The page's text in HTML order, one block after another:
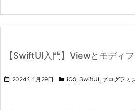
【SwiftUI入門】Viewとモディ
2024年1月29日 iOS, SwiftUI, プログラミ